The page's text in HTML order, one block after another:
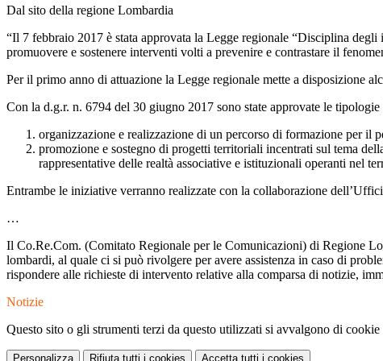
Dal sito della regione Lombardia
“Il 7 febbraio 2017 è stata approvata la Legge regionale “Disciplina
promuovere e sostenere interventi volti a prevenire e contrastare il
Per il primo anno di attuazione la Legge regionale mette a disposizione
Con la d.g.r. n. 6794 del 30 giugno 2017 sono state approvate le
organizzazione e realizzazione di un percorso di formazione per il
promozione e sostegno di progetti territoriali incentrati sul tema
rappresentative delle realtà associative e istituzionali operanti nel
Entrambe le iniziative verranno realizzate con la collaborazione
…
Il Co.Re.Com. (Comitato Regionale per le Comunicazioni) di Regione
lombardi, al quale ci si può rivolgere per avere assistenza in caso di
rispondere alle richieste di intervento relative alla comparsa di notizie,
Notizie
Questo sito o gli strumenti terzi da questo utilizzati si avvalgono di
Personalizza Rifiuta tutti i cookies Accetta tutti i cookies